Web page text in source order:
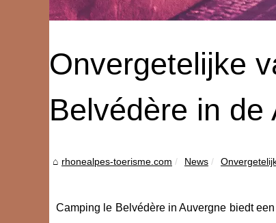
Onvergetelijke
Belvédère in de
rhonealpes-toerisme.com News
Camping le Belvédère in Auvergne biedt